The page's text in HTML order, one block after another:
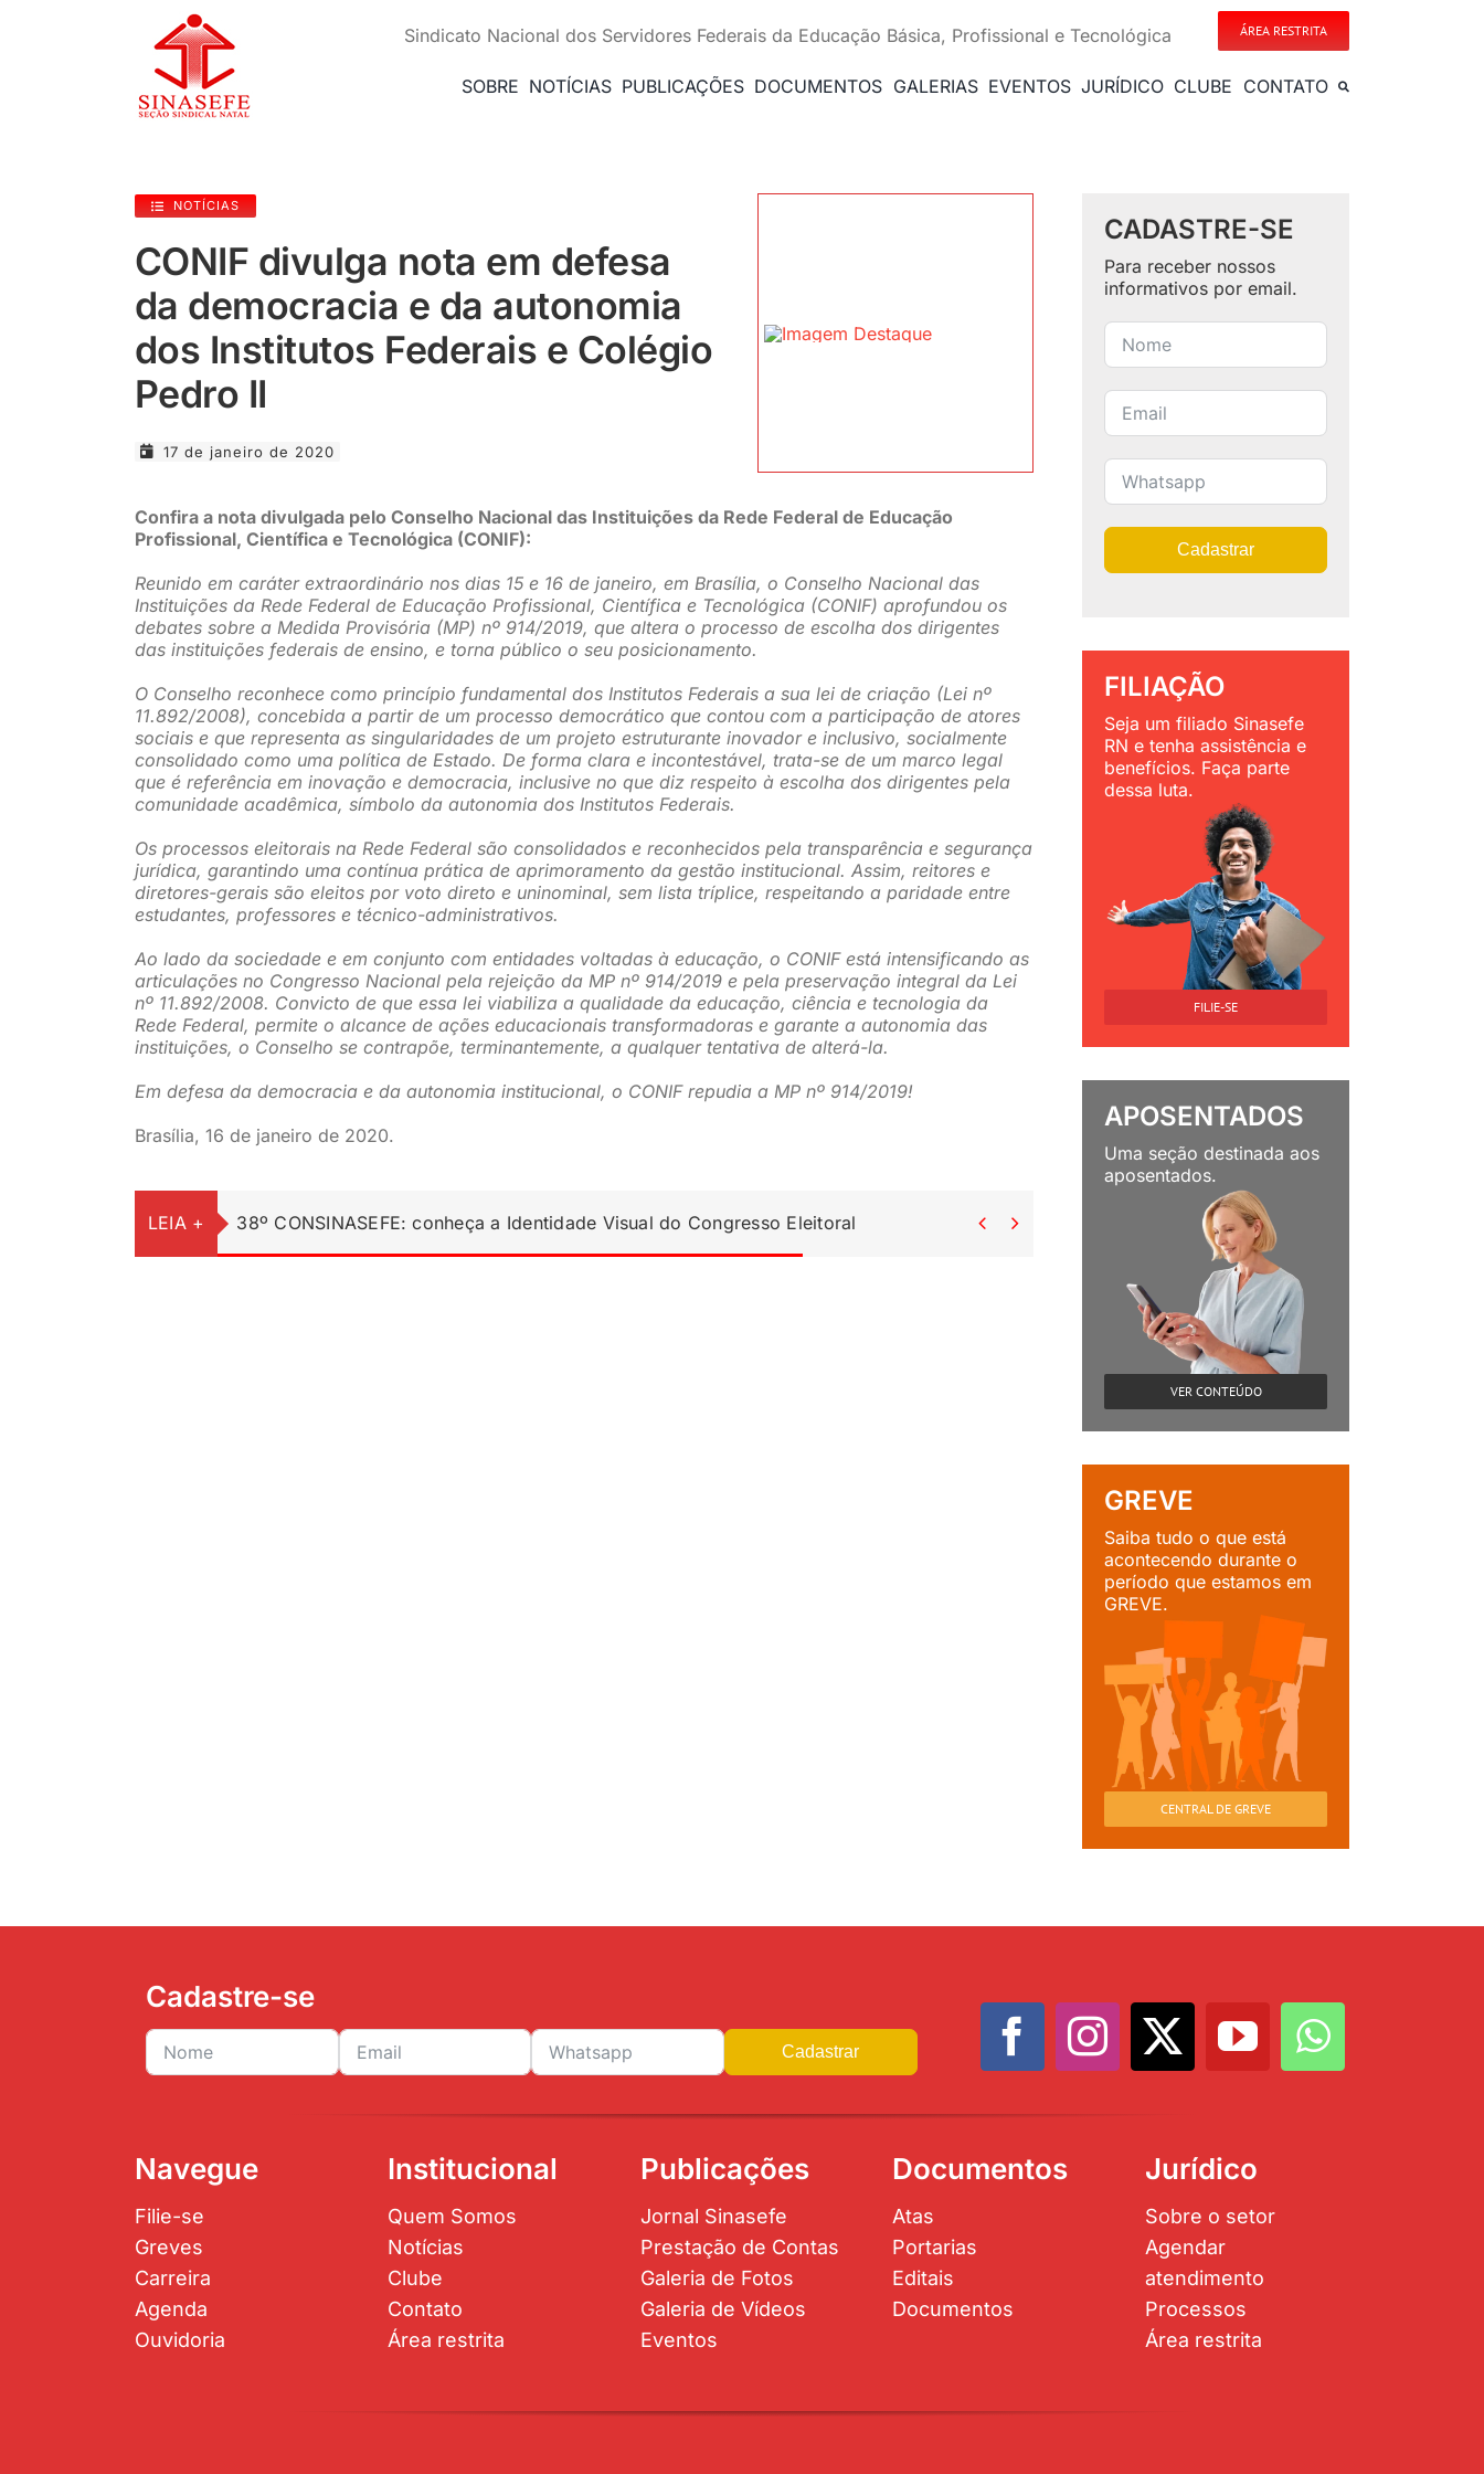
Sindicato Nacional dos Servidores Federais da Educação Básica, Profissional e Tecnológica ÁREA RESTRITA
SOBRE NOTÍCIAS PUBLICAÇÕES DOCUMENTOS GALERIAS EVENTOS JURÍDICO CLUBE CONTATO
NOTÍCIAS
CONIF divulga nota em defesa
da democracia e da autonomia
dos Institutos Federais e Colégio
Pedro II
17 de janeiro de 2020
Confira a nota divulgada pelo Conselho Nacional das Instituições da Rede Federal de Educação
Profissional, Científica e Tecnológica (CONIF):
Reunido em caráter extraordinário nos dias 15 e 16 de janeiro, em Brasília, o Conselho Nacional das
Instituições da Rede Federal de Educação Profissional, Científica e Tecnológica (CONIF) aprofundou os
debates sobre a Medida Provisória (MP) nº 914/2019, que altera o processo de escolha dos dirigentes
das instituições federais de ensino, e torna público o seu posicionamento.
O Conselho reconhece como princípio fundamental dos Institutos Federais a sua lei de criação (Lei nº
11.892/2008), concebida a partir de um processo democrático que contou com a participação de atores
sociais e que representa as singularidades de um projeto estruturante inovador e inclusivo, socialmente
consolidado como uma política de Estado. De forma clara e incontestável, trata-se de um marco legal
que é referência em inovação e democracia, inclusive no que diz respeito à escolha dos dirigentes pela
comunidade acadêmica, símbolo da autonomia dos Institutos Federais.
Os processos eleitorais na Rede Federal são consolidados e reconhecidos pela transparência e segurança
jurídica, garantindo uma contínua prática de aprimoramento da gestão institucional. Assim, reitores e
diretores-gerais são eleitos por voto direto e uninominal, sem lista tríplice, respeitando a paridade entre
estudantes, professores e técnico-administrativos.
Ao lado da sociedade e em conjunto com entidades voltadas à educação, o CONIF está intensificando as
articulações no Congresso Nacional pela rejeição da MP nº 914/2019 e pela preservação integral da Lei
nº 11.892/2008. Convicto de que essa lei viabiliza a qualidade da educação, ciência e tecnologia da
Rede Federal, permite o alcance de ações educacionais transformadoras e garante a autonomia das
instituições, o Conselho se contrapõe, terminantemente, a qualquer tentativa de alterá-la.
Em defesa da democracia e da autonomia institucional, o CONIF repudia a MP nº 914/2019!
Brasília, 16 de janeiro de 2020.
LEIA + 38º CONSINASEFE: conheça a Identidade Visual do Congresso Eleitoral  
CADASTRE-SE
Para receber nossos
informativos por email.
Cadastrar
FILIAÇÃO
Seja um filiado Sinasefe
RN e tenha assistência e
benefícios. Faça parte
dessa luta.
FILIE-SE
APOSENTADOS
Uma seção destinada aos
aposentados.
VER CONTEÚDO
GREVE
Saiba tudo o que está
acontecendo durante o
período que estamos em
GREVE.
CENTRAL DE GREVE
Cadastre-se
Cadastrar
Navegue
Filie-se
Greves
Carreira
Agenda
Ouvidoria
Institucional
Quem Somos
Notícias
Clube
Contato
Área restrita
Publicações
Jornal Sinasefe
Prestação de Contas
Galeria de Fotos
Galeria de Vídeos
Eventos
Documentos
Atas
Portarias
Editais
Documentos
Jurídico
Sobre o setor
Agendar
atendimento
Processos
Área restrita